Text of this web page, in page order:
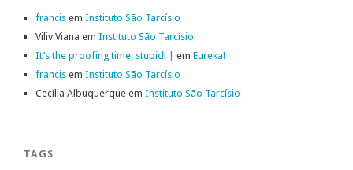
francis em Instituto São Tarcísio
Viliv Viana em Instituto São Tarcísio
It’s the proofing time, stupid! | em Eureka!
francis em Instituto São Tarcísio
Cecília Albuquerque em Instituto São Tarcísio
TAGS